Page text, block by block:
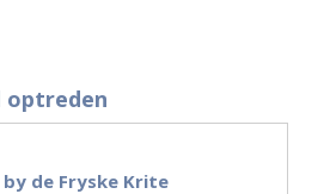
optreden
by de Fryske Krite